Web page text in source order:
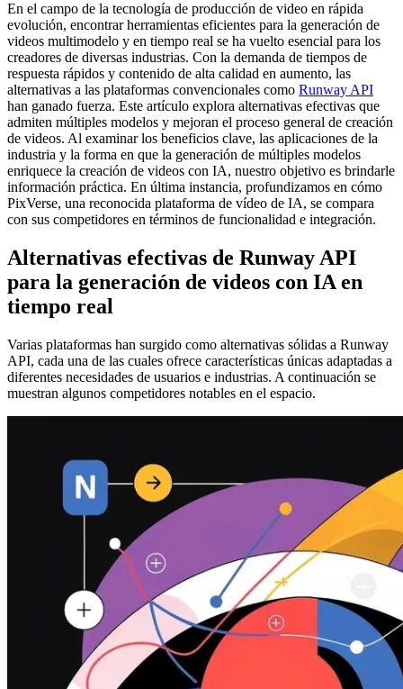
En el campo de la tecnología de producción de video en rápida
evolución, encontrar herramientas eficientes para la generación de
videos multimodelo y en tiempo real se ha vuelto esencial para los
creadores de diversas industrias. Con la demanda de tiempos de
respuesta rápidos y contenido de alta calidad en aumento, las
alternativas a las plataformas convencionales como Runway API
han ganado fuerza. Este artículo explora alternativas efectivas que
admiten múltiples modelos y mejoran el proceso general de creación
de videos. Al examinar los beneficios clave, las aplicaciones de la
industria y la forma en que la generación de múltiples modelos
enriquece la creación de videos con IA, nuestro objetivo es brindarle
información práctica. En última instancia, profundizamos en cómo
PixVerse, una reconocida plataforma de vídeo de IA, se compara
con sus competidores en términos de funcionalidad e integración.
Alternativas efectivas de Runway API
para la generación de videos con IA en
tiempo real
Varias plataformas han surgido como alternativas sólidas a Runway
API, cada una de las cuales ofrece características únicas adaptadas a
diferentes necesidades de usuarios e industrias. A continuación se
muestran algunos competidores notables en el espacio.